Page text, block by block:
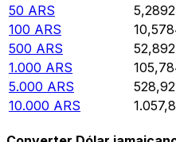
50 ARS 5,2892
100 ARS
500 ARS 52,892
1.000 ARS
5.000 ARS 528,92
10.000 ARS